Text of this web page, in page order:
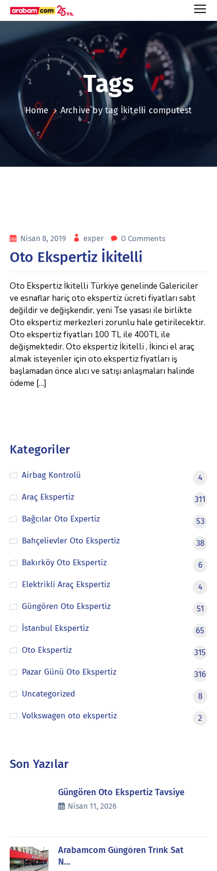
Tags
Home Archive by tag İkitelli computest
Nisan 8, 2019 exper 0 Comments
Oto Ekspertiz İkitelli
Oto Ekspertiz İkitelli Türkiye genelinde Galericiler
ve esnaflar hariç oto ekspertiz ücreti fiyatları sabt
değildir ve değişkendir, yeni Tse yasası ile birlikte
Oto ekspertiz merkezleri zorunlu hale getirilecektir.
Oto ekspertiz fiyatları 100 TL ile 400TL ile
değişmektedir. Oto ekspertiz İkitelli , İkinci el araç
almak isteyenler için oto ekspertiz fiyatları iş
başlamadan önce alıcı ve satışı anlaşmaları halinde
ödeme […]
Kategoriler
Airbag Kontrolü
4
Araç Ekspertiz
311
Bağcılar Oto Expertiz
53
Bahçelievler Oto Ekspertiz
38
Bakırköy Oto Ekspertiz
6
Elektrikli Araç Ekspertiz
4
Güngören Oto Ekspertiz
51
İstanbul Ekspertiz
65
Oto Ekspertiz
315
Pazar Günü Oto Ekspertiz
316
Uncategorized
8
Volkswagen oto ekspertiz
2
Son Yazılar
Güngören Oto Ekspertiz Tavsiye
Nisan 11, 2026
Arabamcom Güngören Trink Sat
N…